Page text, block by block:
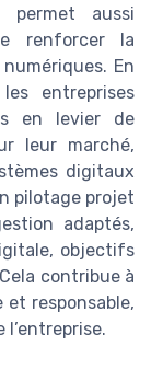
permet aussi
renforcer la
En
entreprises
en levier de
leur marché,
digitaux
pilotage projet
adaptés,
objectifs
contribue à
responsable,